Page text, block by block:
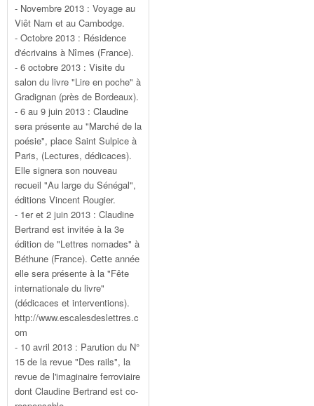
- Novembre 2013 : Voyage au
Viêt Nam et au Cambodge.
- Octobre 2013 : Résidence
d'écrivains à Nîmes (France).
- 6 octobre 2013 : Visite du
salon du livre "Lire en poche" à
Gradignan (près de Bordeaux).
- 6 au 9 juin 2013 : Claudine
sera présente au "Marché de la
poésie", place Saint Sulpice à
Paris, (Lectures, dédicaces).
Elle signera son nouveau
recueil "Au large du Sénégal",
éditions Vincent Rougier.
- 1er et 2 juin 2013 : Claudine
Bertrand est invitée à la 3e
édition de "Lettres nomades" à
Béthune (France). Cette année
elle sera présente à la "Fête
internationale du livre"
(dédicaces et interventions).
http://www.escalesdeslettres.c
om
- 10 avril 2013 : Parution du N°
15 de la revue "Des rails", la
revue de l'imaginaire ferroviaire
dont Claudine Bertrand est co-